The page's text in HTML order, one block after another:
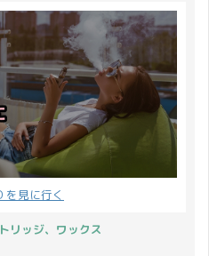
第二弾 CBD が含まれた
美容液に ...
を見に行く
リッジ、ワックス